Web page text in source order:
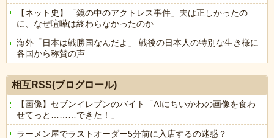
【ネット史】「鏡の中のアクトレス事件」夫は正しかったの
に、なぜ喧嘩は終わらなかったのか
海外「日本は戦勝国なんだよ」 戦後の日本人の特別な生き様に
各国から称賛の声
相互RSS(ブログロール)
【画像】セブンイレブンのバイト「AIにちいかわの画像を食わ
せてっと………できた！」
ラーメン屋でラストオーダー5分前に入店するの迷惑？